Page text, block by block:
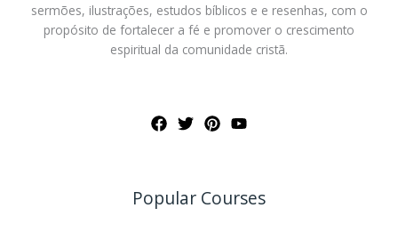
sermões, ilustrações, estudos bíblicos e e resenhas, com o
propósito de fortalecer a fé e promover o crescimento
espiritual da comunidade cristã.
Popular Courses